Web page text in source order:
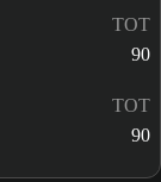
TOT
90
TOT
90